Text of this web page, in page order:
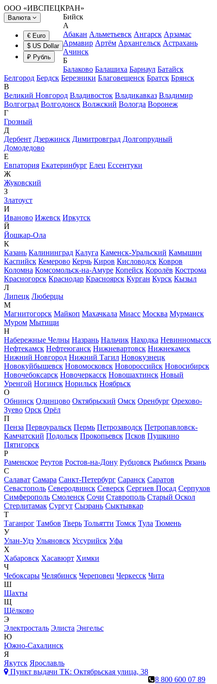
ООО «ИВСПЕЦКРАН»
Валюта
€ Euro
$ US Dollar
₽ Рубль
Бийск
А
Абакан Альметьевск Ангарск Арзамас
Армавир Артём Архангельск Астрахань
Ачинск
Б
Балаково Балашиха Барнаул Батайск
Белгород Бердск Березники Благовещенск Братск Брянск
В
Великий Новгород Владивосток Владикавказ Владимир
Волгоград Волгодонск Волжский Вологда Воронеж
Г
Грозный
Д
Дербент Дзержинск Димитровград Долгопрудный
Домодедово
Е
Евпатория Екатеринбург Елец Ессентуки
Ж
Жуковский
З
Златоуст
И
Иваново Ижевск Иркутск
Й
Йошкар-Ола
К
Казань Калининград Калуга Каменск-Уральский Камышин
Каспийск Кемерово Керчь Киров Кисловодск Ковров
Коломна Комсомольск-на-Амуре Копейск Королёв Кострома
Красногорск Краснодар Красноярск Курган Курск Кызыл
Л
Липецк Люберцы
М
Магнитогорск Майкоп Махачкала Миасс Москва Мурманск
Муром Мытищи
Н
Набережные Челны Назрань Нальчик Находка Невинномысск
Нефтекамск Нефтеюганск Нижневартовск Нижнекамск
Нижний Новгород Нижний Тагил Новокузнецк
Новокуйбышевск Новомосковск Новороссийск Новосибирск
Новочебоксарск Новочеркасск Новошахтинск Новый
Уренгой Ногинск Норильск Ноябрьск
О
Обнинск Одинцово Октябрьский Омск Оренбург Орехово-
Зуево Орск Орёл
П
Пенза Первоуральск Пермь Петрозаводск Петропавловск-
Камчатский Подольск Прокопьевск Псков Пушкино
Пятигорск
Р
Раменское Реутов Ростов-на-Дону Рубцовск Рыбинск Рязань
С
Салават Самара Санкт-Петербург Саранск Саратов
Севастополь Северодвинск Северск Сергиев Посад Серпухов
Симферополь Смоленск Сочи Ставрополь Старый Оскол
Стерлитамак Сургут Сызрань Сыктывкар
Т
Таганрог Тамбов Тверь Тольятти Томск Тула Тюмень
У
Улан-Удэ Ульяновск Уссурийск Уфа
Х
Хабаровск Хасавюрт Химки
Ч
Чебоксары Челябинск Череповец Черкесск Чита
Ш
Шахты
Щ
Щёлково
Э
Электросталь Элиста Энгельс
Ю
Южно-Сахалинск
Я
Якутск Ярославль
Пункт выдачи ТК: Октябрьская улица, 38
8 800 600 07 89